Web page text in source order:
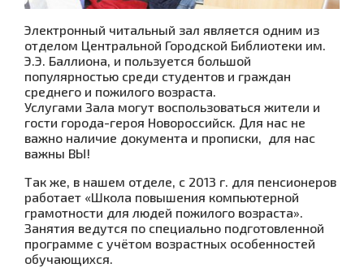
Электронный читальный зал является одним из
отделом Центральной Городской Библиотеки им.
Э.Э. Баллиона, и пользуется большой
популярностью среди студентов и граждан
среднего и пожилого возраста.
Услугами Зала могут воспользоваться жители и
гости города-героя Новороссийск. Для нас не
важно наличие документа и прописки, для нас
важны ВЫ!
Так же, в нашем отделе, с 2013 г. для пенсионеров
работает «Школа повышения компьютерной
грамотности для людей пожилого возраста».
Занятия ведутся по специально подготовленной
программе с учётом возрастных особенностей
обучающихся.